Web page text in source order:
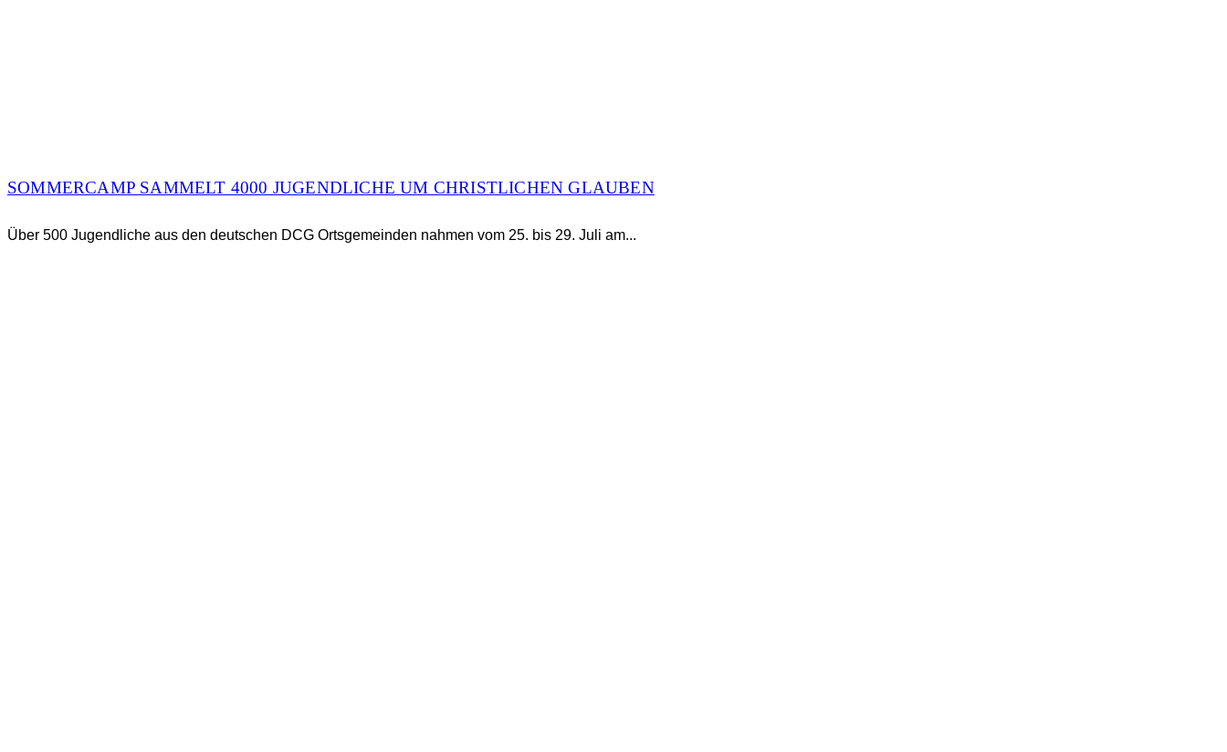
SOMMERCAMP SAMMELT 4000 JUGENDLICHE UM CHRISTLICHEN GLAUBEN
Über 500 Jugendliche aus den deutschen DCG Ortsgemeinden nahmen vom 25. bis 29. Juli am...